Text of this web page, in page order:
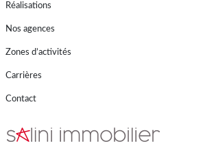
Réalisations
Nos agences
Zones d’activités
Carrières
Contact